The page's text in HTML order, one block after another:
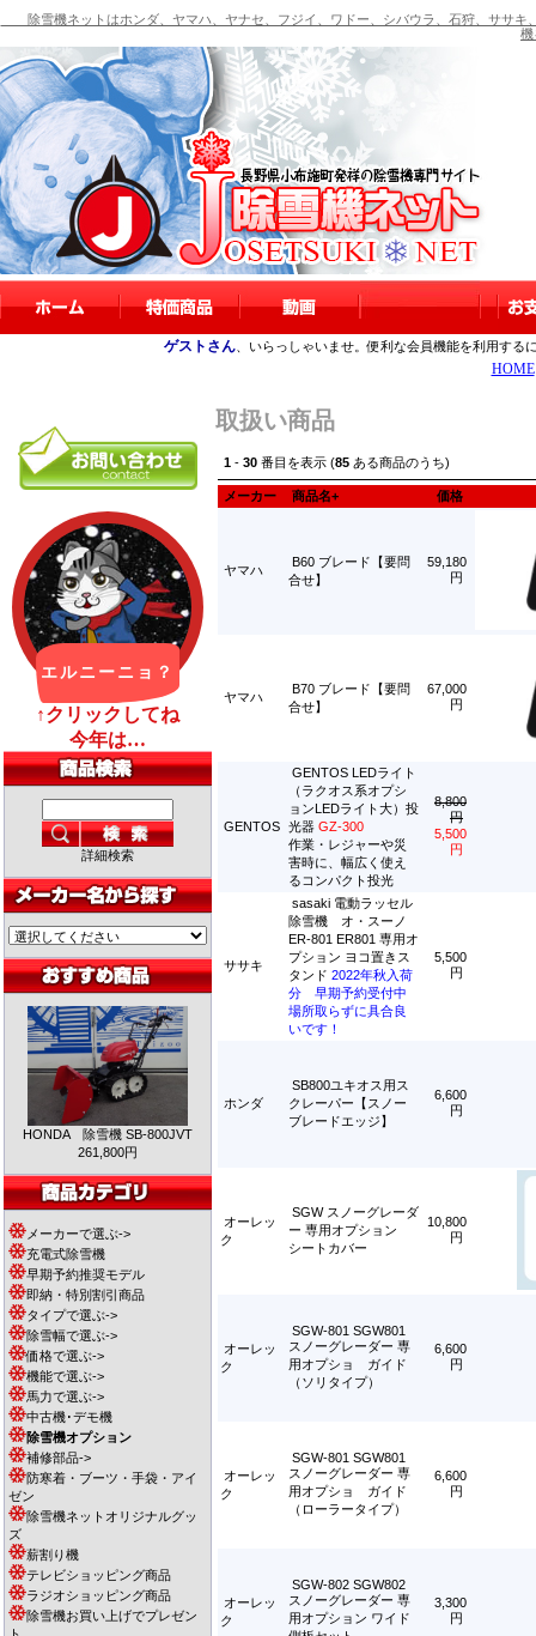
除雪機ネットはホンダ、ヤマハ、ヤナセ、フジイ、ワドー、シバウラ、石狩、ササキ
機
ゲストさん 、いらっしゃいませ。便利な会員機能を利用する
HOME
詳細検索
HONDA 除雪機 SB-800JVT
261,800円
メーカーで選ぶ->
充電式除雪機
早期予約推奨モデル
即納・特別割引商品
タイプで選ぶ->
除雪幅で選ぶ->
価格で選ぶ->
機能で選ぶ->
馬力で選ぶ->
中古機･デモ機
除雪機オプション
補修部品->
防寒着・ブーツ・手袋・アイ
ゼン
除雪機ネットオリジナルグッ
ズ
薪割り機
テレビショッピング商品
ラジオショッピング商品
除雪機お買い上げでプレゼン
取扱い商品
1 - 30 番目を表示 (85 ある商品のうち)
メーカー 商品名+ 価格
ヤマハ
B60 ブレード【要問
合せ】
59,180
円
ヤマハ
B70 ブレード【要問
合せ】
67,000
円
GENTOS
GENTOS LEDライト
（ラクオス系オプシ
ョンLEDライト大）投
光器 GZ-300
作業・レジャーや災
害時に、幅広く使え
るコンパクト投光
8,800
円
5,500
円
ササキ
sasaki 電動ラッセル
除雪機 オ・スーノ
ER-801 ER801 専用オ
プション ヨコ置きス
タンド 2022年秋入荷
分 早期予約受付中
場所取らずに具合良
いです！
5,500
円
ホンダ
SB800ユキオス用ス
クレーパー【スノー
ブレードエッジ】
6,600
円
オーレッ
ク
SGW スノーグレーダ
ー 専用オプション
シートカバー
10,800
円
オーレッ
ク
SGW-801 SGW801
スノーグレーダー 専
用オプショ ガイド
（ソリタイプ）
6,600
円
オーレッ
ク
SGW-801 SGW801
スノーグレーダー 専
用オプショ ガイド
（ローラータイプ）
6,600
円
オーレッ
ク
SGW-802 SGW802
スノーグレーダー 専
用オプション ワイド
3,300
円